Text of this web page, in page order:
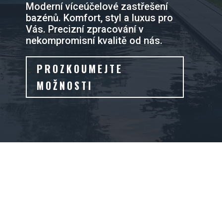
Moderní víceúčelové zastřešení
bazénů. Komfort, styl a luxus pro
Vás. Precizní zpracování v
nekompromisní kvalitě od nás.
PROZKOUMEJTE
MOŽNOSTI